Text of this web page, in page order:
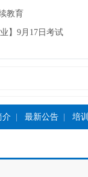
教育
】9月17日考试
介| 最新公告| 培